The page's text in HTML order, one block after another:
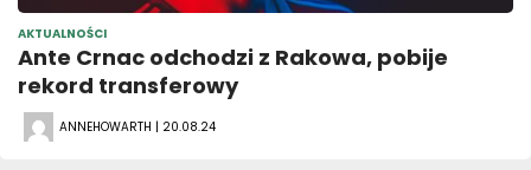
AKTUALNOŚCI
Ante Crnac odchodzi z Rakowa, pobije
rekord transferowy
ANNEHOWARTH | 20.08.24